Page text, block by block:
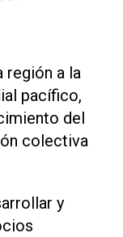
región a la
pacífico,
del
colectiva
y